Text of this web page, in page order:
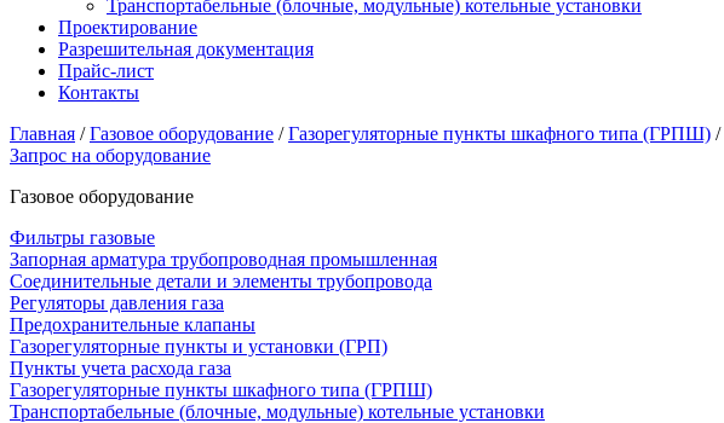
Транспортабельные (блочные, модульные) котельные установки
Проектирование
Разрешительная документация
Прайс-лист
Контакты
Главная / Газовое оборудование / Газорегуляторные пункты шкафного типа (ГРПШ) /
Запрос на оборудование
Газовое оборудование
Фильтры газовые
Запорная арматура трубопроводная промышленная
Соединительные детали и элементы трубопровода
Регуляторы давления газа
Предохранительные клапаны
Газорегуляторные пункты и установки (ГРП)
Пункты учета расхода газа
Газорегуляторные пункты шкафного типа (ГРПШ)
Транспортабельные (блочные, модульные) котельные установки